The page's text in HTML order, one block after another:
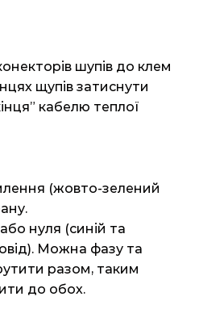
шупів до клем
щупів затиснути
кабелю теплої
(жовто-зелений
нуля (синій та
Можна фазу та
разом, таким
до обох.